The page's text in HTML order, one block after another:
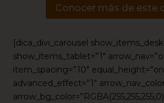
Conocer más de este
[dica_divi_carousel
show_items_tablet=”1″
item_spacing=”10″
advanced_effect=”1″